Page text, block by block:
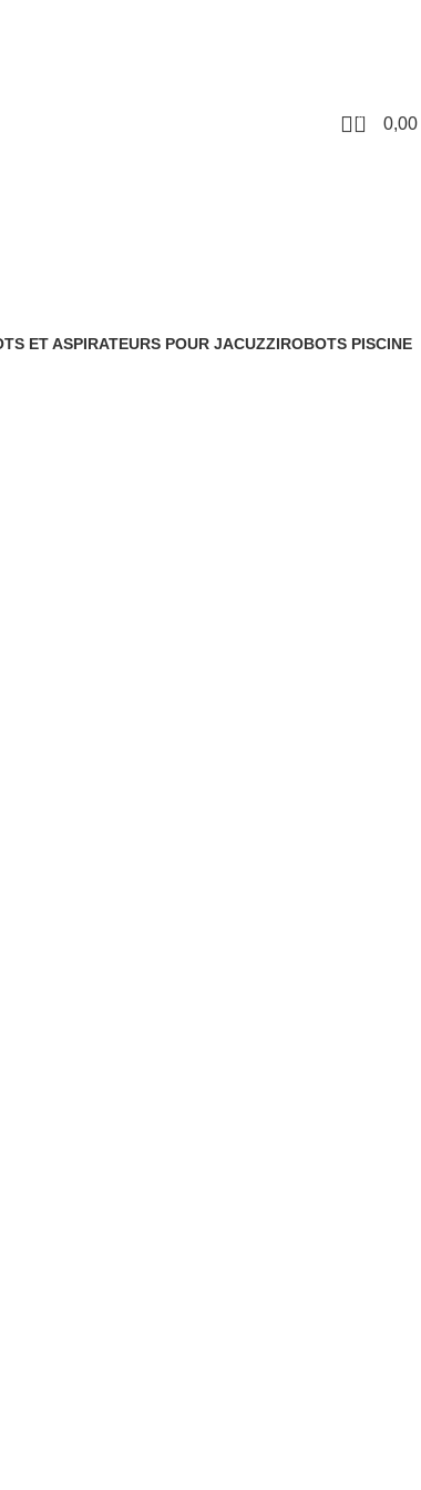
0 0,00
ET ASPIRATEURS POUR JACUZZIROBOTS PISCINE